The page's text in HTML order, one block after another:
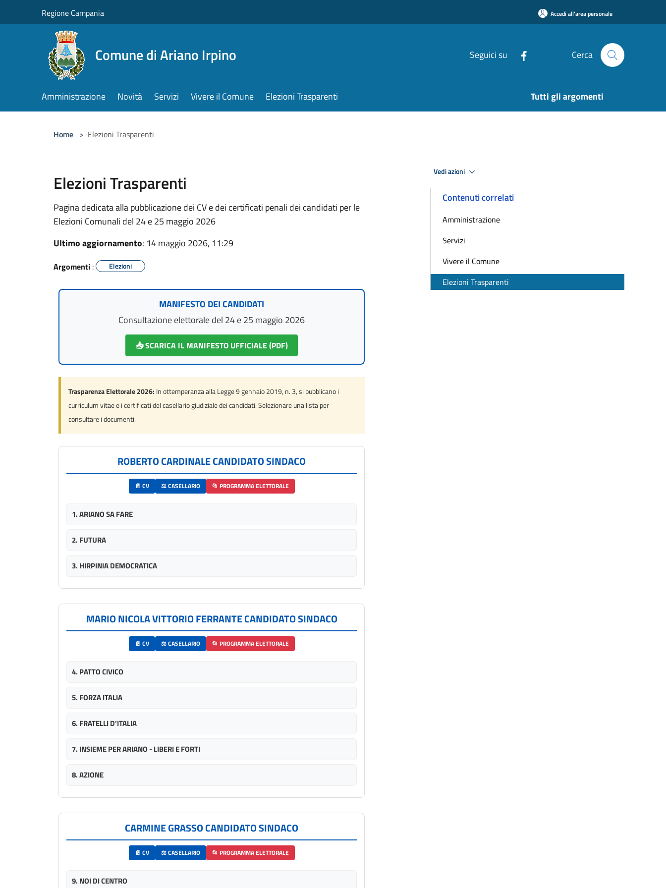
Regione Campania Accedi all'area personale
Comune di Ariano Irpino Seguici su Cerca
Amministrazione Novità Servizi Vivere il Comune Elezioni Trasparenti Tutti gli argomenti
Home > Elezioni Trasparenti
Elezioni Trasparenti
Pagina dedicata alla pubblicazione dei CV e dei certificati penali dei candidati per le
Elezioni Comunali del 24 e 25 maggio 2026
Ultimo aggiornamento: 14 maggio 2026, 11:29
Argomenti : Elezioni
MANIFESTO DEI CANDIDATI
Consultazione elettorale del 24 e 25 maggio 2026
📥 SCARICA IL MANIFESTO UFFICIALE (PDF)
Trasparenza Elettorale 2026: In ottemperanza alla Legge 9 gennaio 2019, n. 3, si pubblicano i
curriculum vitae e i certificati del casellario giudiziale dei candidati. Selezionare una lista per
consultare i documenti.
ROBERTO CARDINALE CANDIDATO SINDACO
📄 CV ⚖️ CASELLARIO 📂 PROGRAMMA ELETTORALE
1. ARIANO SA FARE
2. FUTURA
3. HIRPINIA DEMOCRATICA
MARIO NICOLA VITTORIO FERRANTE CANDIDATO SINDACO
📄 CV ⚖️ CASELLARIO 📂 PROGRAMMA ELETTORALE
4. PATTO CIVICO
5. FORZA ITALIA
6. FRATELLI D'ITALIA
7. INSIEME PER ARIANO - LIBERI E FORTI
8. AZIONE
CARMINE GRASSO CANDIDATO SINDACO
📄 CV ⚖️ CASELLARIO 📂 PROGRAMMA ELETTORALE
9. NOI DI CENTRO
Vedi azioni
Contenuti correlati
Amministrazione
Servizi
Vivere il Comune
Elezioni Trasparenti